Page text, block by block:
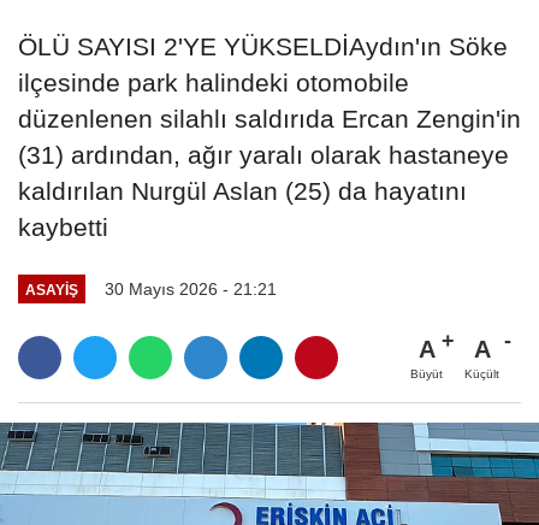
ÖLÜ SAYISI 2'YE YÜKSELDİAydın'ın Söke
ilçesinde park halindeki otomobile
düzenlenen silahlı saldırıda Ercan Zengin'in
(31) ardından, ağır yaralı olarak hastaneye
kaldırılan Nurgül Aslan (25) da hayatını
kaybetti
ASAYIŞ 30 Mayıs 2026 - 21:21
A
Büyüt
A
Küçült